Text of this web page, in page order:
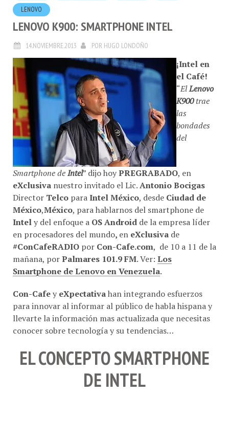
LENOVO
LENOVO K900: SMARTPHONE INTEL
14.NOVIEMBRE.2013 POR HUGO LONDOÑO
¡Intel en
el Café!
“ElLenovo
K900trae
las
bondades
del
Smartphone deIntel” dijo hoyPREGRABADO, en
eXclusiva nuestro invitado el Lic. Antonio Bocigas
Director Telco para Intel México, desde Ciudad de
México,México, para hablarnos del smartphone de
Intel y del enfoque a OS Android de la empresa líder
en procesadores del mundo, en eXclusiva de
#ConCafeRADIO por Con-Cafe.com, de 10 a 11 de la
mañana, porPalmares 101.9 FM. Ver: Los
Smartphone de Lenovo en Venezuela.
Con-Cafey eXpectativahan integrando esfuerzos
para innovar al informar al público de habla hispana y
llevarte la información mas actualizada que necesitas
conocer sobre tecnología y su tendencias…
EL CONCEPTO SMARTPHONE
DE INTEL